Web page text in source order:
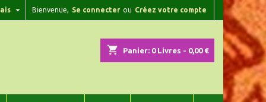
Bienvenue, Se connecter ou Créez votre compte

shopping_cart Panier: 0Livres - 0,00 €